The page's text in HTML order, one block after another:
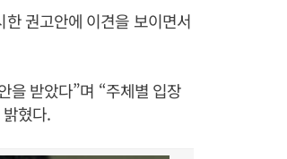
권고안에 이견을 보이면서
을 받았다”며 “주체별 입장
혔다.